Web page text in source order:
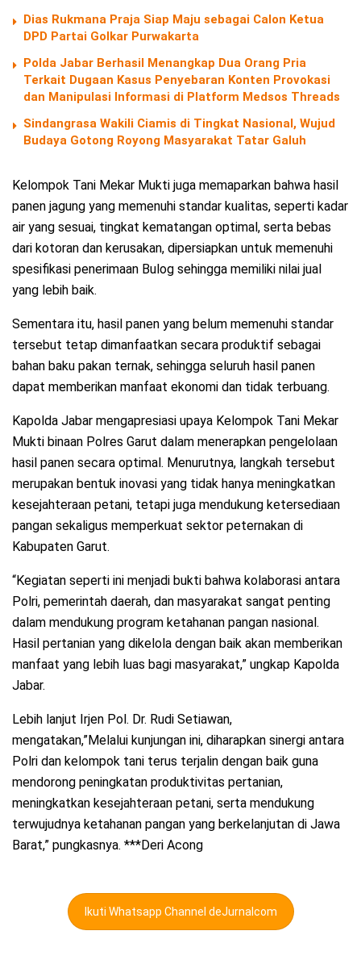
Dias Rukmana Praja Siap Maju sebagai Calon Ketua
DPD Partai Golkar Purwakarta
Polda Jabar Berhasil Menangkap Dua Orang Pria
Terkait Dugaan Kasus Penyebaran Konten Provokasi
dan Manipulasi Informasi di Platform Medsos Threads
Sindangrasa Wakili Ciamis di Tingkat Nasional, Wujud
Budaya Gotong Royong Masyarakat Tatar Galuh
Kelompok Tani Mekar Mukti juga memaparkan bahwa hasil
panen jagung yang memenuhi standar kualitas, seperti kadar
air yang sesuai, tingkat kematangan optimal, serta bebas
dari kotoran dan kerusakan, dipersiapkan untuk memenuhi
spesifikasi penerimaan Bulog sehingga memiliki nilai jual
yang lebih baik.
Sementara itu, hasil panen yang belum memenuhi standar
tersebut tetap dimanfaatkan secara produktif sebagai
bahan baku pakan ternak, sehingga seluruh hasil panen
dapat memberikan manfaat ekonomi dan tidak terbuang.
Kapolda Jabar mengapresiasi upaya Kelompok Tani Mekar
Mukti binaan Polres Garut dalam menerapkan pengelolaan
hasil panen secara optimal. Menurutnya, langkah tersebut
merupakan bentuk inovasi yang tidak hanya meningkatkan
kesejahteraan petani, tetapi juga mendukung ketersediaan
pangan sekaligus memperkuat sektor peternakan di
Kabupaten Garut.
“Kegiatan seperti ini menjadi bukti bahwa kolaborasi antara
Polri, pemerintah daerah, dan masyarakat sangat penting
dalam mendukung program ketahanan pangan nasional.
Hasil pertanian yang dikelola dengan baik akan memberikan
manfaat yang lebih luas bagi masyarakat,” ungkap Kapolda
Jabar.
Lebih lanjut Irjen Pol. Dr. Rudi Setiawan,
mengatakan,”Melalui kunjungan ini, diharapkan sinergi antara
Polri dan kelompok tani terus terjalin dengan baik guna
mendorong peningkatan produktivitas pertanian,
meningkatkan kesejahteraan petani, serta mendukung
terwujudnya ketahanan pangan yang berkelanjutan di Jawa
Barat,” pungkasnya. ***Deri Acong
Ikuti Whatsapp Channel deJurnalcom